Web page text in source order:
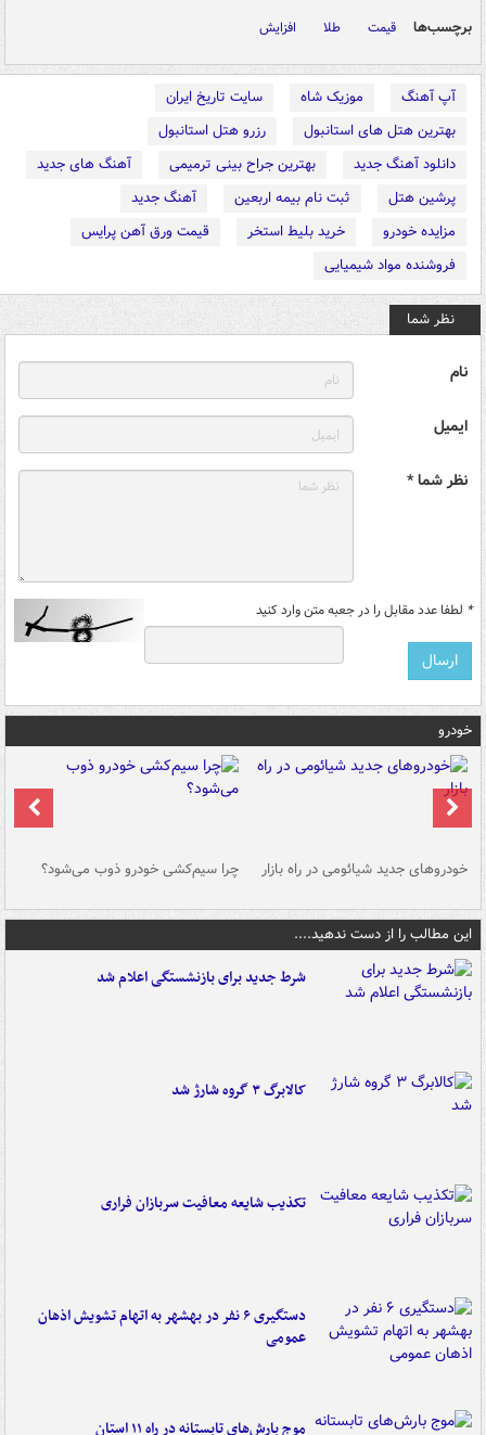
برچسب‌ها قیمت طلا افزایش
آپ آهنگ موزیک شاه
سایت تاریخ ایران
بهترین هتل های استانبول
رزرو هتل استانبول
دانلود آهنگ جدید
بهترین جراح بینی ترمیمی
آهنگ های جدید
پرشین هتل
ثبت نام بیمه اربعین
آهنگ جدید
مزایده خودرو
خرید بلیط استخر
قیمت ورق آهن پرایس
فروشنده مواد شیمیایی
نظر شما
نام
ایمیل
نظر شما *
* لطفا عدد مقابل را در جعبه متن وارد کنید
خودرو
خودروهای جدید شیائومی در راه بازار چرا سیم‌کشی خودرو ذوب می‌شود؟
این مطالب را از دست ندهید....
شرط جدید برای بازنشستگی اعلام شد
کالابرگ ۳ گروه شارژ شد
تکذیب شایعه معافیت سربازان فراری
دستگیری ۶ نفر در بهشهر به اتهام تشویش اذهان
عمومی
موج بارش‌های تابستانه در راه ۱۱ استان